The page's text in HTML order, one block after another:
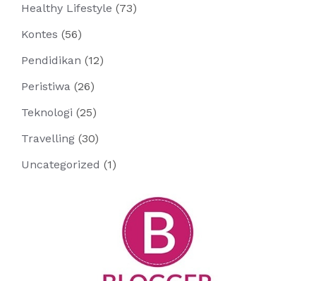
Healthy Lifestyle (73)
Kontes (56)
Pendidikan (12)
Peristiwa (26)
Teknologi (25)
Travelling (30)
Uncategorized (1)